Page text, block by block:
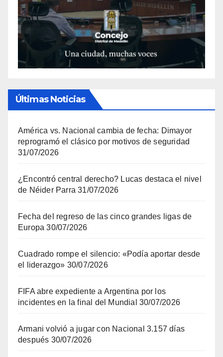
Últimas Noticias
América vs. Nacional cambia de fecha: Dimayor
reprogramó el clásico por motivos de seguridad
31/07/2026
¿Encontró central derecho? Lucas destaca el nivel
de Néider Parra 31/07/2026
Fecha del regreso de las cinco grandes ligas de
Europa 30/07/2026
Cuadrado rompe el silencio: «Podía aportar desde
el liderazgo» 30/07/2026
FIFA abre expediente a Argentina por los
incidentes en la final del Mundial 30/07/2026
Armani volvió a jugar con Nacional 3.157 días
después 30/07/2026